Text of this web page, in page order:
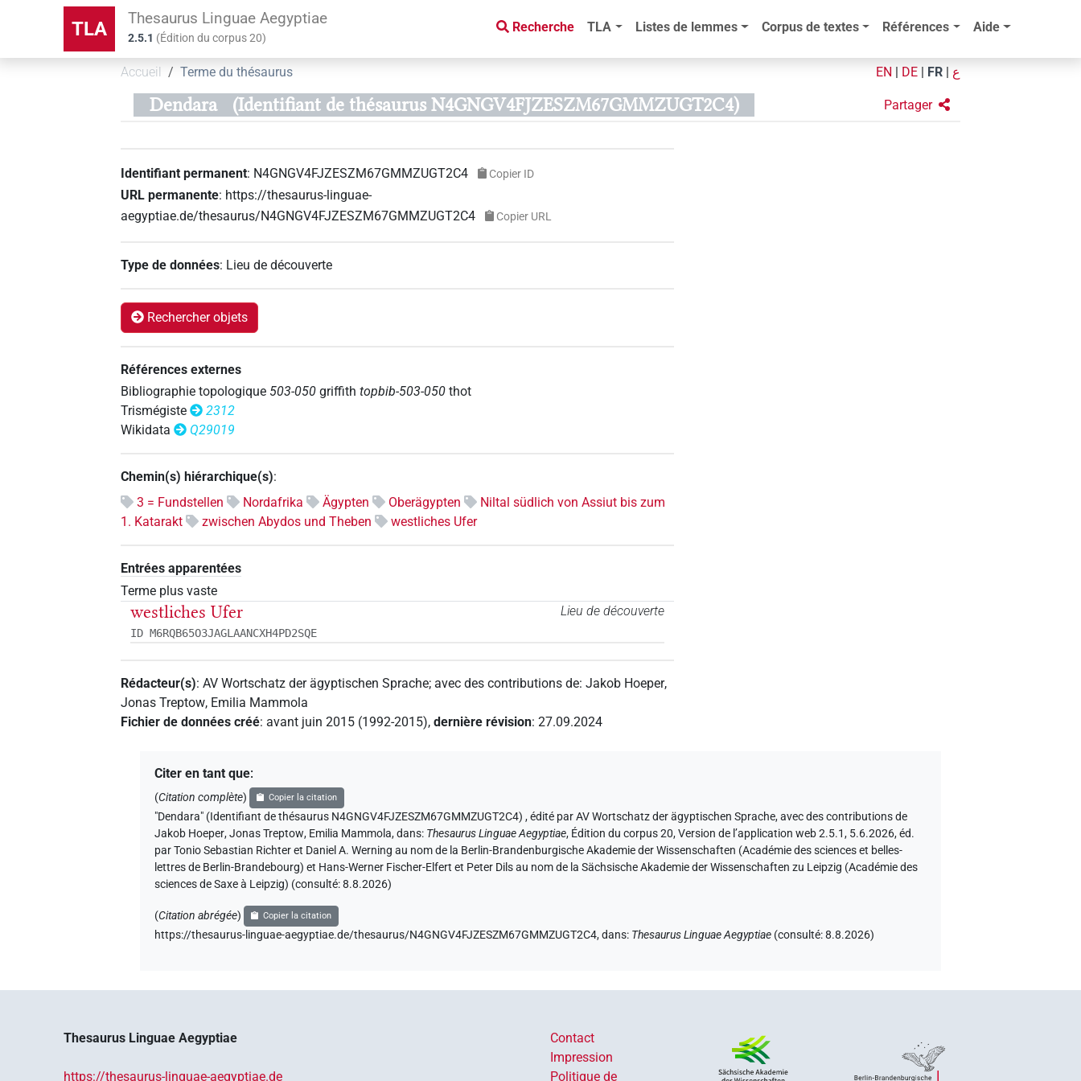
TLA Thesaurus Linguae Aegyptiae
2.5.1 (Édition du corpus20)
Recherche TLA Listes de lemmes Corpus de textes Références Aide
Accueil Terme du thésaurus EN DE FR ع
Dendara (Identifiant de thésaurus N4GNGV4FJZESZM67GMMZUGT2C4) Partager
Identifiant permanent: N4GNGV4FJZESZM67GMMZUGT2C4 Copier ID
URL permanente: https://thesaurus-linguae-
aegyptiae.de/thesaurus/N4GNGV4FJZESZM67GMMZUGT2C4
Copier URL
Type de données: Lieu de découverte
Rechercher objets
Références externes
Bibliographie topologique 503-050 griffith topbib-503-050 thot
Trismégiste
2312
Wikidata
Q29019
Chemin(s) hiérarchique(s):
3 = Fundstellen
Nordafrika Ägypten Oberägypten
Niltal südlich von Assiut bis zum
1. Katarakt
zwischen Abydos und Theben westliches Ufer
Entrées apparentées
Terme plus vaste
Lieu de découverte
westliches Ufer
ID M6RQB65O3JAGLAANCXH4PD2SQE
Rédacteur(s):AV Wortschatz der ägyptischen Sprache;avec des contributions de:Jakob Hoeper,
Jonas Treptow, Emilia Mammola
Fichier de données créé:avant juin 2015 (1992-2015),dernière révision:27.09.2024
Citer en tant que:
(Citation complète) Copier la citation
"Dendara" (Identifiant de thésaurus N4GNGV4FJZESZM67GMMZUGT2C4),édité par AV Wortschatz der ägyptischen Sprache,avec des contributions de
Jakob Hoeper,Jonas Treptow, Emilia Mammola,dans: Thesaurus Linguae Aegyptiae, Édition du corpus 20, Version de l’application web 2.5.1, 5.6.2026, éd.
par Tonio Sebastian Richter et Daniel A. Werning au nom de la Berlin-Brandenburgische Akademie der Wissenschaften (Académie des sciences et belles-
lettres de Berlin-Brandebourg) et Hans-Werner Fischer-Elfert et Peter Dils au nom de la Sächsische Akademie der Wissenschaften zu Leipzig (Académie des
sciences de Saxe à Leipzig) (consulté:8.8.2026)
(Citation abrégée) Copier la citation
https://thesaurus-linguae-aegyptiae.de/thesaurus/N4GNGV4FJZESZM67GMMZUGT2C4,dans: Thesaurus Linguae Aegyptiae (consulté:8.8.2026)
Thesaurus Linguae Aegyptiae
https://thesaurus-linguae-aegyptiae.de
Contact
Impression
Politique de